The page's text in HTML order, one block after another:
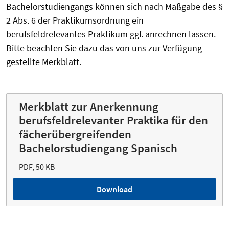
Bachelorstudiengangs können sich nach Maßgabe des §
2 Abs. 6 der Praktikumsordnung ein
berufsfeldrelevantes Praktikum ggf. anrechnen lassen.
Bitte beachten Sie dazu das von uns zur Verfügung
gestellte Merkblatt.
Merkblatt zur Anerkennung
berufsfeldrelevanter Praktika für den
fächerübergreifenden
Bachelorstudiengang Spanisch
PDF, 50 KB
Download